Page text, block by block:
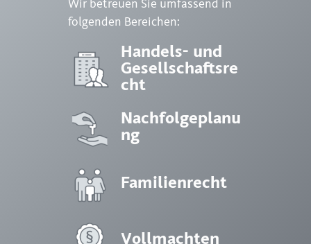
Wir betreuen Sie umfassend in
folgenden Bereichen:
Handels- und
Gesellschaftsre
cht
Nachfolgeplanu
ng
Familienrecht
Vollmachten